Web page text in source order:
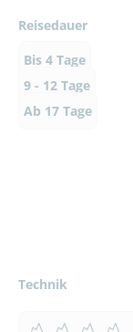
Reisedauer
Bis 4 Tage
9 - 12 Tage
Ab 17 Tage
Technik